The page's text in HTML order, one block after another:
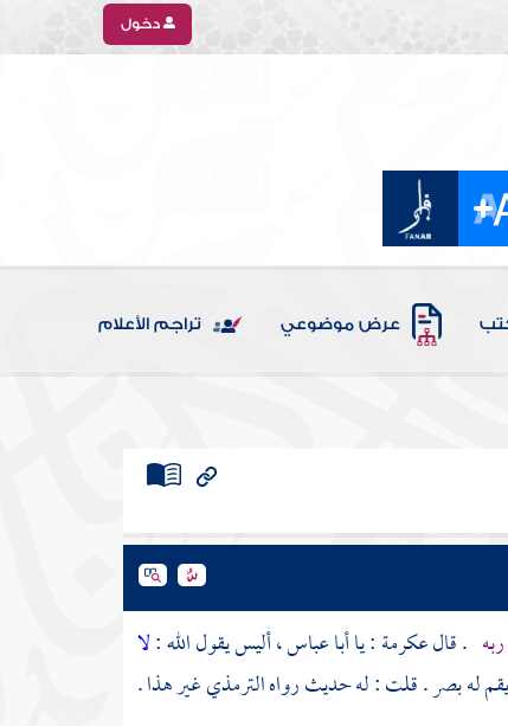
دخول
عرض موضوعي تراجم الأعلام
. قالعكرمة: ياأبا عباس، أليس يقول الله :لا
يقم له بصر . قلت : له حديث رواهالترمذيغير هذا .